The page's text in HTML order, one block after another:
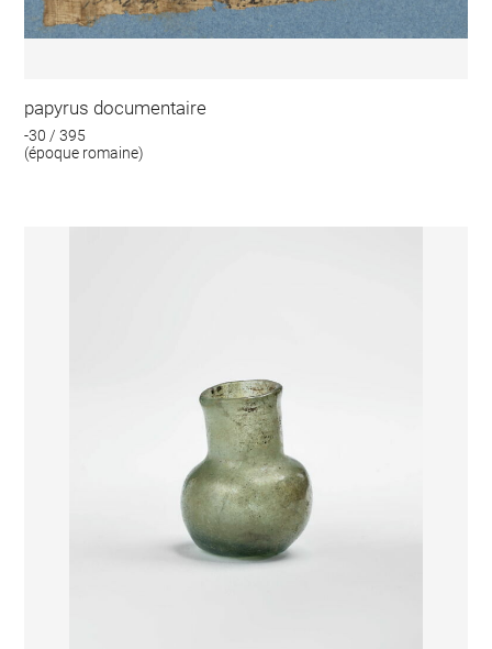
papyrus documentaire
-30 / 395
(époque romaine)